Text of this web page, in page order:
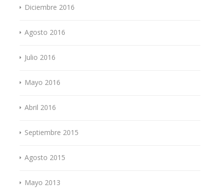
Diciembre 2016
Agosto 2016
Julio 2016
Mayo 2016
Abril 2016
Septiembre 2015
Agosto 2015
Mayo 2013